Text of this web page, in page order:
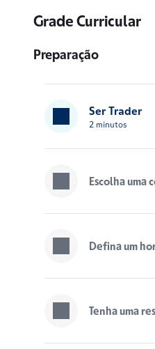
Grade Curricular
Preparação
Ser Trader
2 minutos
Escolha uma
Defina um
Tenha uma